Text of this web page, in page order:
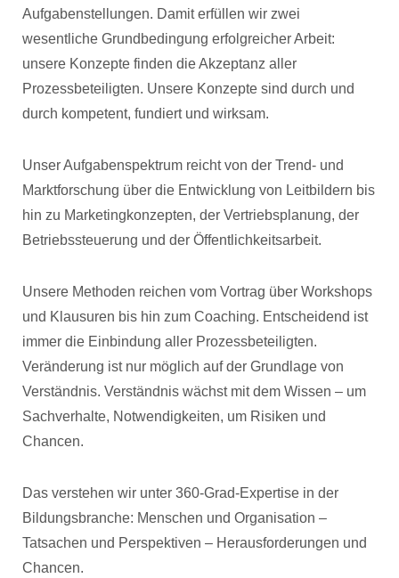
Aufgabenstellungen. Damit erfüllen wir zwei
wesentliche Grundbedingung erfolgreicher Arbeit:
unsere Konzepte finden die Akzeptanz aller
Prozessbeteiligten. Unsere Konzepte sind durch und
durch kompetent, fundiert und wirksam.
Unser Aufgabenspektrum reicht von der Trend- und
Marktforschung über die Entwicklung von Leitbildern bis
hin zu Marketingkonzepten, der Vertriebsplanung, der
Betriebssteuerung und der Öffentlichkeitsarbeit.
Unsere Methoden reichen vom Vortrag über Workshops
und Klausuren bis hin zum Coaching. Entscheidend ist
immer die Einbindung aller Prozessbeteiligten.
Veränderung ist nur möglich auf der Grundlage von
Verständnis. Verständnis wächst mit dem Wissen – um
Sachverhalte, Notwendigkeiten, um Risiken und
Chancen.
Das verstehen wir unter 360-Grad-Expertise in der
Bildungsbranche: Menschen und Organisation –
Tatsachen und Perspektiven – Herausforderungen und
Chancen.